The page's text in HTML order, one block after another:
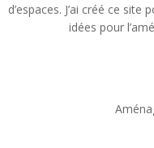
d’espaces. J’ai créé ce
idées pour